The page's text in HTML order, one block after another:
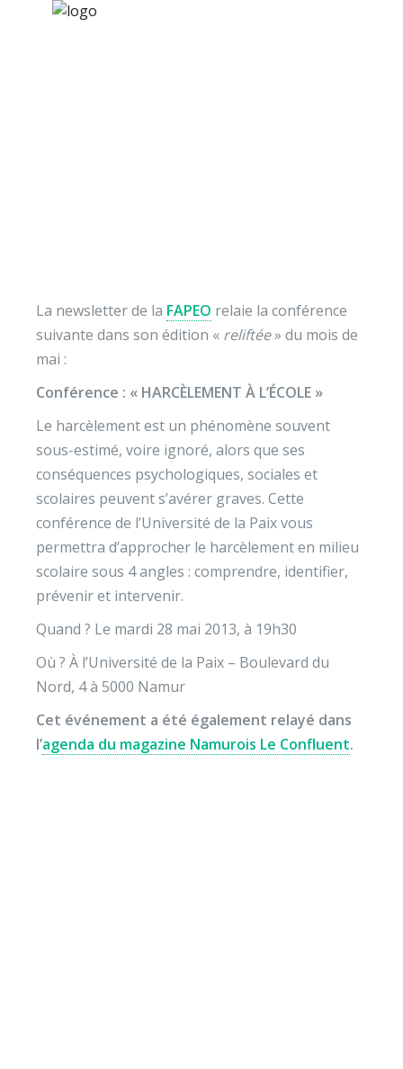
La newsletter de la FAPEO relaie la conférence
suivante dans son édition « reliftée» du mois de
mai :
Conférence : « HARCÈLEMENT À L’ÉCOLE »
Le harcèlement est un phénomène souvent
sous-estimé, voire ignoré, alors que ses
conséquences psychologiques, sociales et
scolaires peuvent s’avérer graves. Cette
conférence de l’Université de la Paix vous
permettra d’approcher le harcèlement en milieu
scolaire sous 4 angles : comprendre, identifier,
prévenir et intervenir.
Quand ? Le mardi 28 mai 2013, à 19h30
Où ? À l’Université de la Paix – Boulevard du
Nord, 4 à 5000 Namur
Cet événement a été également relayé dans
l’agenda du magazine Namurois Le Confluent.